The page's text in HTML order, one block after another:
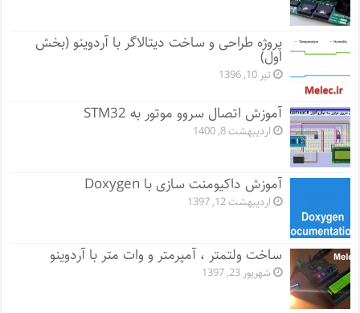
پروژه طراحی و ساخت دیتالاگر با آردوینو (بخش
اول)
تیر 10, 1396
آموزش اتصال سروو موتور به STM32
اردیبهشت 8, 1400
آموزش داکیومنت سازی با Doxygen
اردیبهشت 12, 1397
ساخت ولتمتر ، آمپرمتر و وات متر با آردوینو
شهریور 23, 1397